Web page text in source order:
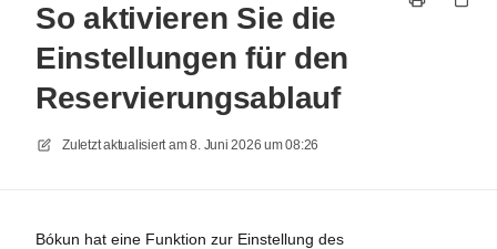
So aktivieren Sie die
Einstellungen für den
Reservierungsablauf
Zuletzt aktualisiert am8. Juni 2026 um 08:26
Bókun hat eine Funktion zur Einstellung des